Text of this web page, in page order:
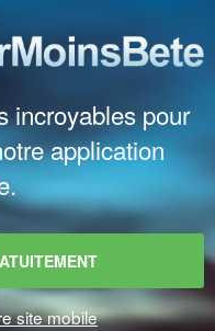
incroyables pour
application
site mobile